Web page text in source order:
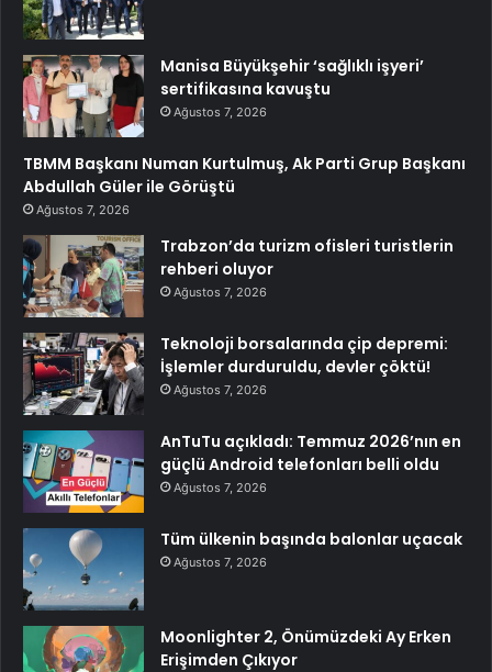
Manisa Büyükşehir ‘sağlıklı işyeri’
sertifikasına kavuştu
Ağustos 7, 2026
TBMM Başkanı Numan Kurtulmuş, Ak Parti Grup Başkanı
Abdullah Güler ile Görüştü
Ağustos 7, 2026
Trabzon’da turizm ofisleri turistlerin
rehberi oluyor
Ağustos 7, 2026
Teknoloji borsalarında çip depremi:
İşlemler durduruldu, devler çöktü!
Ağustos 7, 2026
AnTuTu açıkladı: Temmuz 2026’nın en
güçlü Android telefonları belli oldu
Ağustos 7, 2026
Tüm ülkenin başında balonlar uçacak
Ağustos 7, 2026
Moonlighter 2, Önümüzdeki Ay Erken
Erişimden Çıkıyor